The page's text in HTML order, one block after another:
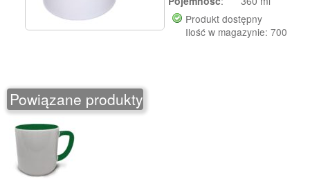
t
i
Produkt dostępny
Ilość w magazynie: 700
Powiązane produkty